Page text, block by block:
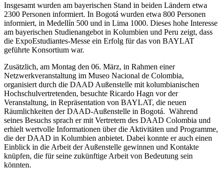
Insgesamt wurden am bayerischen Stand in beiden Ländern etwa
2300 Personen informiert. In Bogotá wurden etwa 800 Personen
informiert, in Medellín 500 und in Lima 1000. Dieses hohe Interesse
am bayerischen Studienangebot in Kolumbien und Peru zeigt, dass
die ExpoEstudiantes-Messe ein Erfolg für das von BAYLAT
geführte Konsortium war.
Zusätzlich, am Montag den 06. März, in Rahmen einer
Netzwerkveranstaltung im Museo Nacional de Colombia,
organisiert durch die DAAD Außenstelle mit kolumbianischen
Hochschulvertretenden, besuchte Ricardo Hagn vor der
Veranstaltung, in Repräsentation von BAYLAT, die neuen
Räumlichkeiten der DAAD-Außenstelle in Bogotá. Während
seines Besuchs sprach er mit Vertretern des DAAD Colombia und
erhielt wertvolle Informationen über die Aktivitäten und Programme,
die der DAAD in Kolumbien anbietet. Dabei konnte er auch einen
Einblick in die Arbeit der Außenstelle gewinnen und Kontakte
knüpfen, die für seine zukünftige Arbeit von Bedeutung sein
könnten.